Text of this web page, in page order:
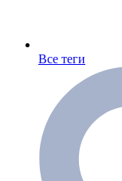
Все теги